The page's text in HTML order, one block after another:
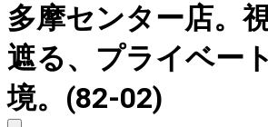
多摩センター店。
遮る、プライベー
境。(82-02)